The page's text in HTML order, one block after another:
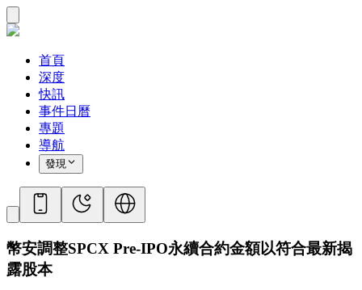
首頁
深度
快訊
事件日曆
專題
導航
發現
幣安調整SPCX Pre-IPO永續合約金額以符合最新揭
露股本